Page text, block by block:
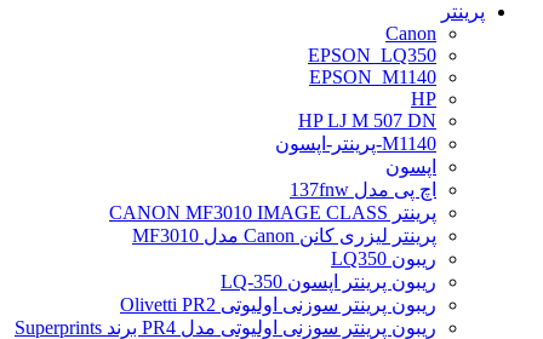
پرینتر
Canon
EPSON_LQ350
EPSON_M1140
HP
HP LJ M 507 DN
M1140-پرینتر-اپسون
اپسون
اچ پی مدل 137fnw
پرینتر CANON MF3010 IMAGE CLASS
پرینتر لیزری کانن Canon مدل MF3010
ریبون LQ350
ریبون پرینتر اپسون LQ-350
ریبون پرینتر سوزنی اولیوتی Olivetti PR2
ریبون پرینتر سوزنی اولیوتی مدل PR4 برند Superprints